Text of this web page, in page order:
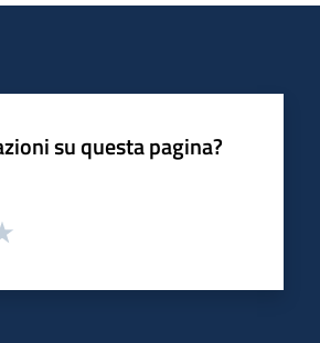
su questa pagina?